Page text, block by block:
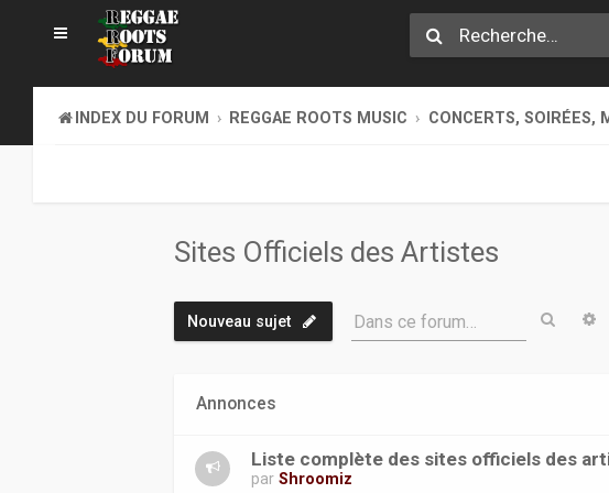
INDEX DU FORUM REGGAE ROOTS MUSIC CONCERTS, SOIRÉES,
Sites Officiels des Artistes
Nouveau sujet Dans ce forum…
Annonces
Liste complète des sites officiels des
parShroomiz